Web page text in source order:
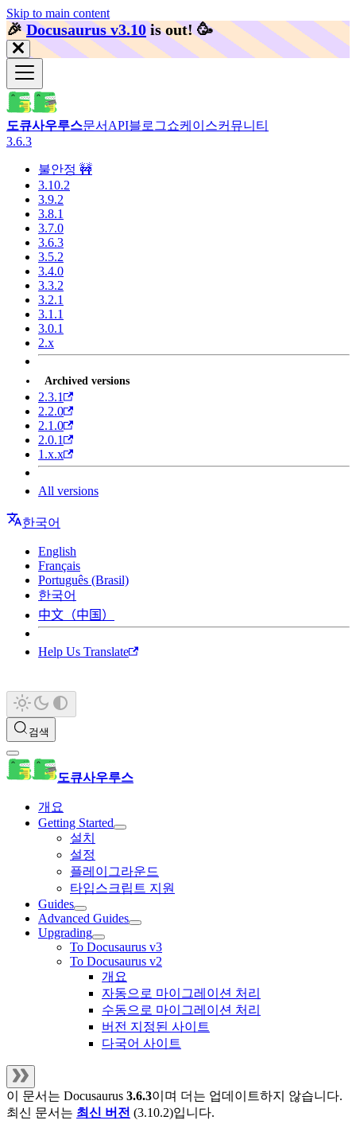
Skip to main content
🎉️Docusaurus v3.10 is out! 🥳️
도큐사우루스문서 API블로그쇼케이스커뮤니티
3.6.3
불안정 🚧
3.10.2
3.9.2
3.8.1
3.7.0
3.6.3
3.5.2
3.4.0
3.3.2
3.2.1
3.1.1
3.0.1
2.x
Archived versions
2.3.1
2.2.0
2.1.0
2.0.1
1.x.x
All versions
한국어
English
Français
Português (Brasil)
한국어
中文（中国）
Help Us Translate
검색
도큐사우루스
개요
Getting Started
설치
설정
플레이그라운드
타입스크립트 지원
Guides
Advanced Guides
Upgrading
To Docusaurus v3
To Docusaurus v2
개요
자동으로 마이그레이션 처리
수동으로 마이그레이션 처리
버전 지정된 사이트
다국어 사이트
이 문서는 Docusaurus 3.6.3이며 더는 업데이트하지 않습니다.
최신 문서는 최신 버전 (3.10.2)입니다.